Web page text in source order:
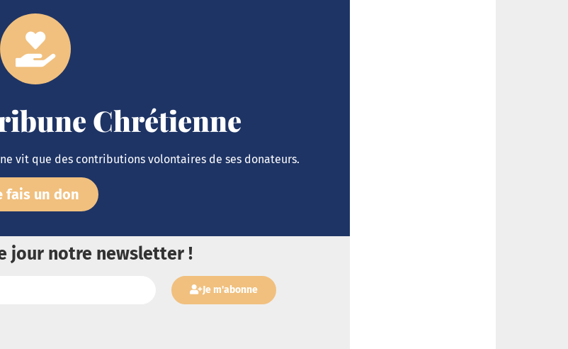
Chrétienne
vit que des contributions volontaires de ses donateurs.
fais un don
jour notre newsletter !
Je m'abonne